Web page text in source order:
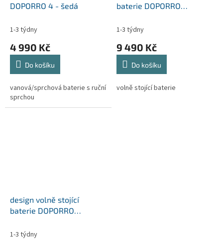
DOPORRO 4 - šedá
1-3 týdny
4 990 Kč
Do košíku
vanová/sprchová baterie s ruční
sprchou
baterie DOPORRO
1-3 týdny
9 490 Kč
Do košíku
volně stojící baterie
design volně stojící
baterie DOPORRO
1-3 týdny